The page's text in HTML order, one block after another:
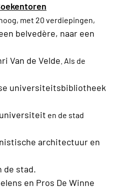
met 20 verdiepingen,
belvedère, naar een
Van de Velde . Als de
universiteitsbibliotheek
en de stad
architectuur en
de stad.
en Pros De Winne